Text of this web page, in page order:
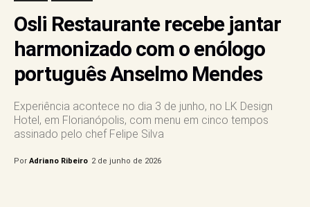
Osli Restaurante recebe jantar
harmonizado com o enólogo
português Anselmo Mendes
Experiência acontece no dia 3 de junho, no LK Design
Hotel, em Florianópolis, com menu em cinco tempos
assinado pelo chef Felipe Silva
Por Adriano Ribeiro 2 de junho de 2026